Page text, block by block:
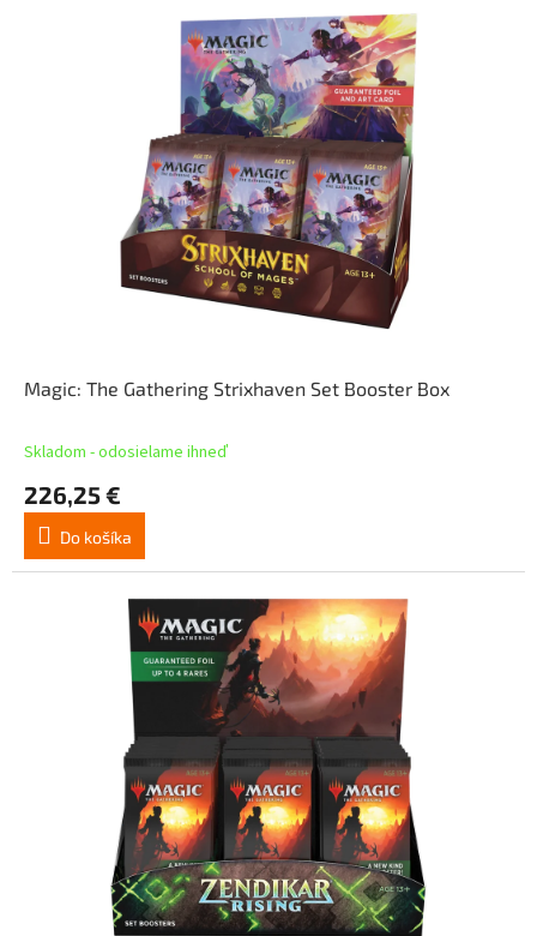
Magic: The Gathering Strixhaven Set Booster Box
Skladom - odosielame ihneď
226,25 €
Do košíka